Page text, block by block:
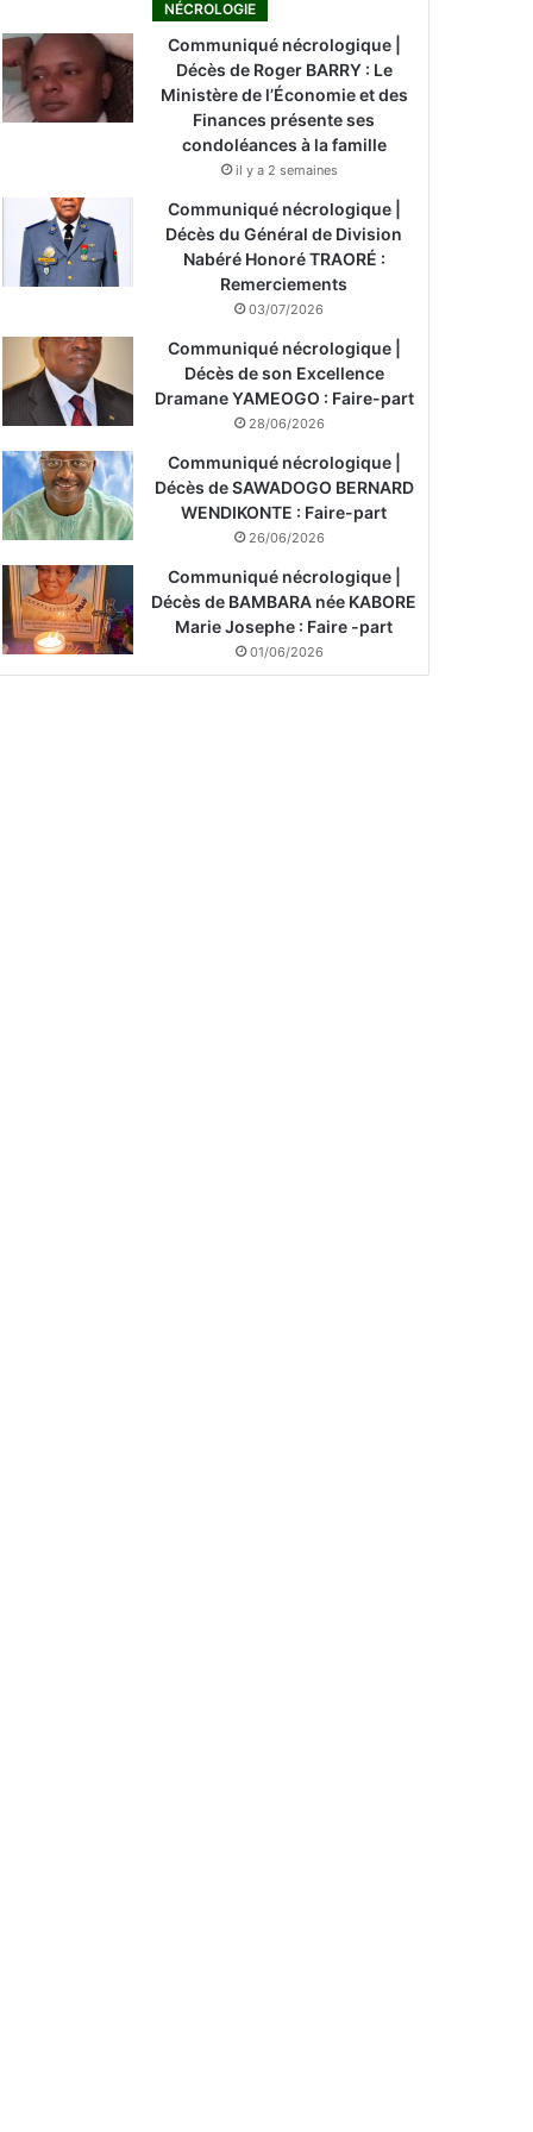
NÉCROLOGIE
Communiqué nécrologique |
Décès de Roger BARRY : Le
Ministère de l’Économie et des
Finances présente ses
condoléances à la famille
il y a 2 semaines
Communiqué nécrologique |
Décès du Général de Division
Nabéré Honoré TRAORÉ :
Remerciements
03/07/2026
Communiqué nécrologique |
Décès de son Excellence
Dramane YAMEOGO : Faire-part
28/06/2026
Communiqué nécrologique |
Décès de SAWADOGO BERNARD
WENDIKONTE : Faire-part
26/06/2026
Communiqué nécrologique |
Décès de BAMBARA née KABORE
Marie Josephe : Faire -part
01/06/2026